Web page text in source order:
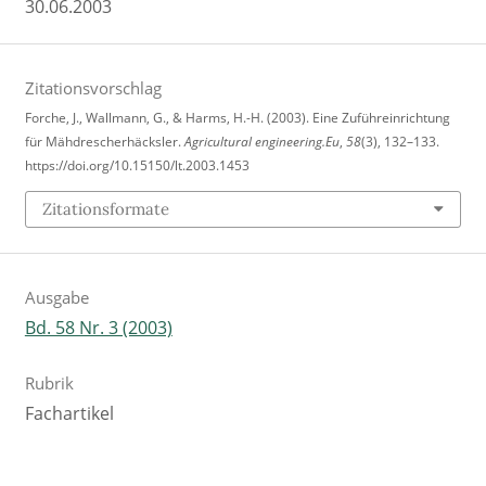
30.06.2003
Zitationsvorschlag
Forche, J., Wallmann, G., & Harms, H.-H. (2003). Eine Zuführeinrichtung
für Mähdrescherhäcksler.Agricultural engineering.Eu, 58(3), 132–133.
https://doi.org/10.15150/lt.2003.1453
Zitationsformate
Ausgabe
Bd. 58 Nr. 3 (2003)
Rubrik
Fachartikel